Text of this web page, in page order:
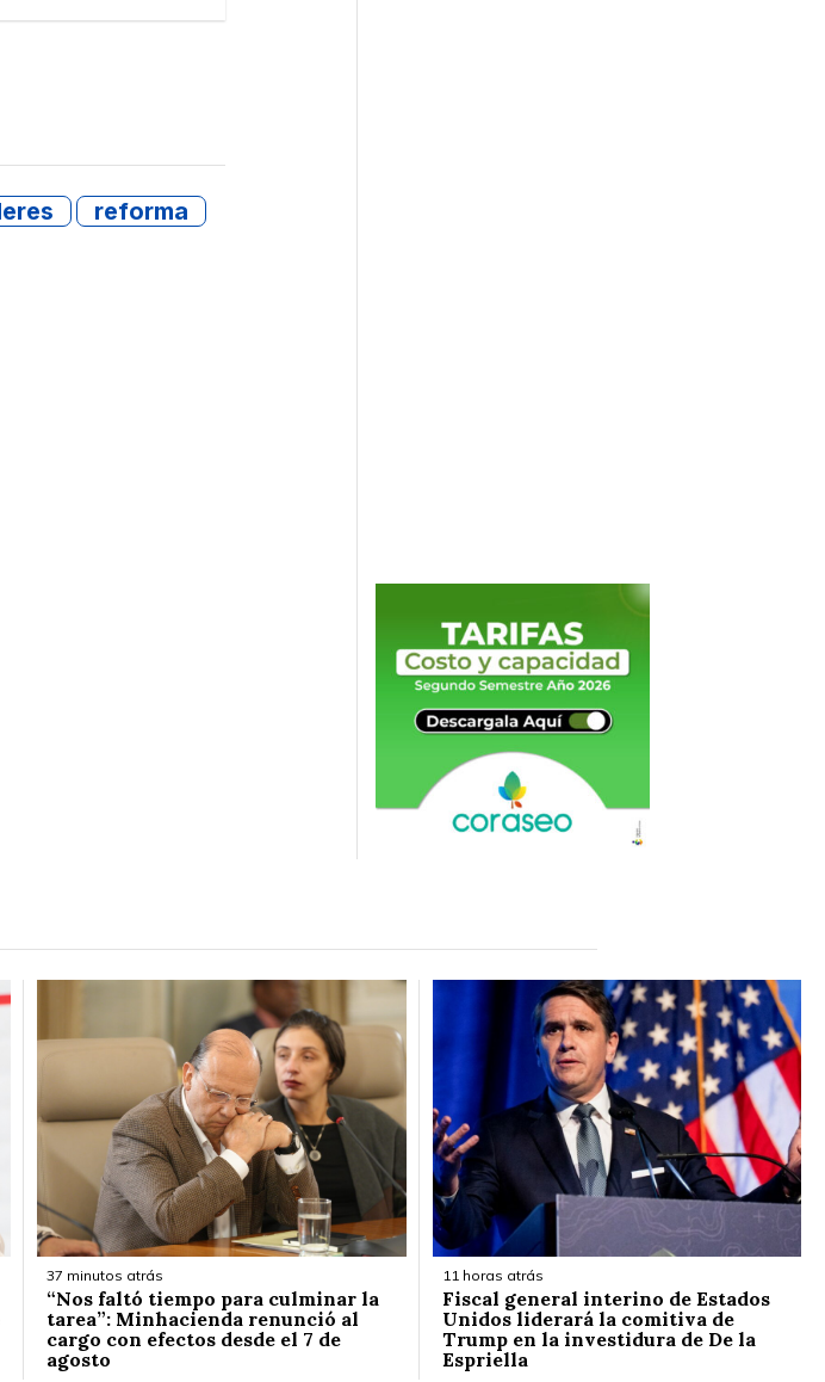
reforma
37 minutos atrás
“Nos faltó tiempo para culminar la
tarea”: Minhacienda renunció al
cargo con efectos desde el 7 de
agosto
11 horas atrás
Fiscal general interino de Estados
Unidos liderará la comitiva de
Trump en la investidura de De la
Espriella